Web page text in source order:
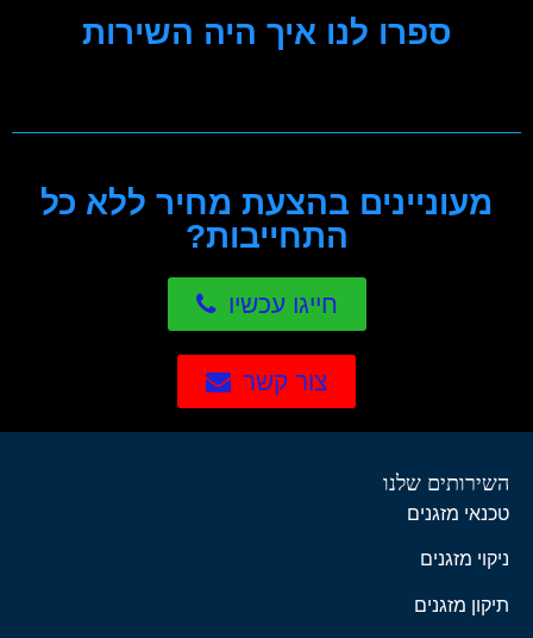
ספרו לנו איך היה השירות
מעוניינים בהצעת מחיר ללא כל
התחייבות?
חייגו עכשיו
צור קשר
השירותים שלנו
טכנאי מזגנים
ניקוי מזגנים
תיקון מזגנים